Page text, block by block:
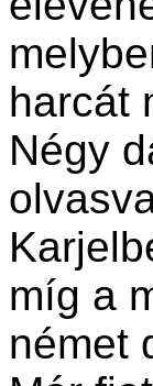
harcát
Négy
míg a
német